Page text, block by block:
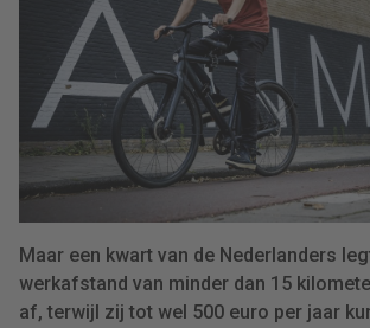
Maar een kwart van de Nederlanders
werkafstand van minder dan 15
af, terwijl zij tot wel 500 euro per jaar